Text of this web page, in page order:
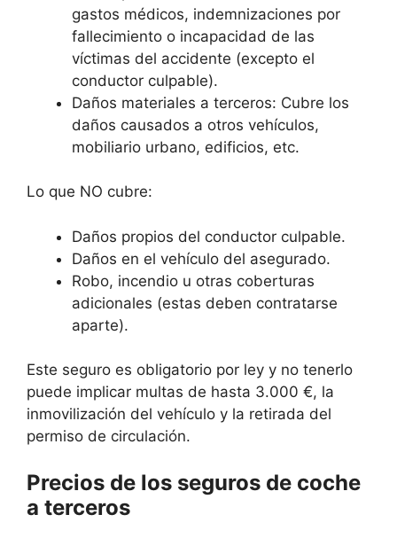
gastos médicos, indemnizaciones por
fallecimiento o incapacidad de las
víctimas del accidente (excepto el
conductor culpable).
Daños materiales a terceros: Cubre los
daños causados a otros vehículos,
mobiliario urbano, edificios, etc.
Lo que NO cubre:
Daños propios del conductor culpable.
Daños en el vehículo del asegurado.
Robo, incendio u otras coberturas
adicionales (estas deben contratarse
aparte).
Este seguro es obligatorio por ley y no tenerlo
puede implicar multas de hasta 3.000 €, la
inmovilización del vehículo y la retirada del
permiso de circulación.
Precios de los seguros de coche
a terceros